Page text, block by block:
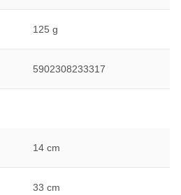
125 g
5902308233317
14 cm
33 cm